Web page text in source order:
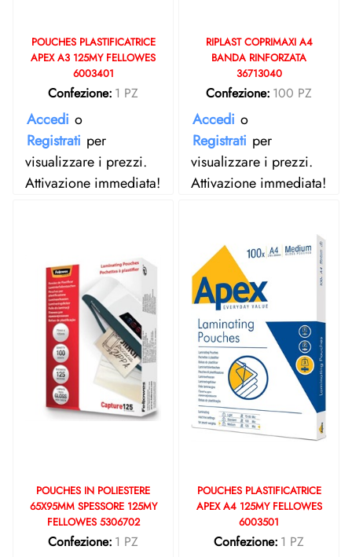
POUCHES PLASTIFICATRICE
APEX A3 125MY FELLOWES
6003401
Confezione: 1 PZ
Accedi o
Registrati per
visualizzare i prezzi.
Attivazione immediata!
RIPLAST COPRIMAXI A4
BANDA RINFORZATA
36713040
Confezione: 100 PZ
Accedi o
Registrati per
visualizzare i prezzi.
Attivazione immediata!
POUCHES IN POLIESTERE
65X95MM SPESSORE 125MY
FELLOWES 5306702
Confezione: 1 PZ
POUCHES PLASTIFICATRICE
APEX A4 125MY FELLOWES
6003501
Confezione: 1 PZ